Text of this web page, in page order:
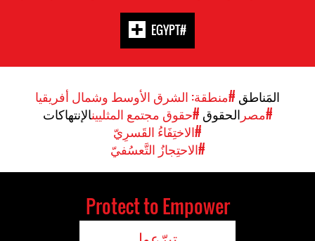
#EGYPT
المَناطق #منطقة: الشرق الأوسط وشمال أفريقيا
#مصر الحقوق #حقوق مجتمع المثليينالإنتهاكات
#الاختِفَاءُ القَسرِيّ
#الاحتِجازُ التَّعسُفيّ
Protect to Empower